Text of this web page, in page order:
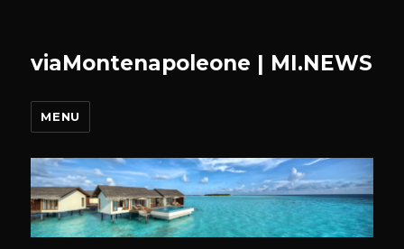
viaMontenapoleone | MI.NEWS
MENU